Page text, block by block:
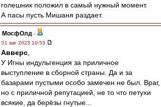
голешник положил в самый нужный момент.
А пасы пусть Мишаня раздает.
МосфОлд -
01 авг 2023 10:53
Авверс
У Игны индульгенция за приличное
выступление в сборной страны. Да и за
базарами пустыми особо замечен не был. Враг,
но с приличной репутацией, не то что петухи
всякие, да берёзы гнутые...